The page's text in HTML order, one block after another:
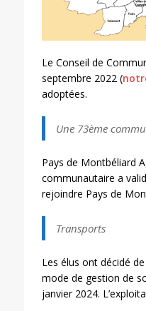
Le Conseil de
septembre 2022 (
adoptées.
Une 73ème
Pays de Montbéliard
communautaire a
rejoindre Pays de
Transports
Les élus ont décidé
mode de gestion de
janvier 2024.